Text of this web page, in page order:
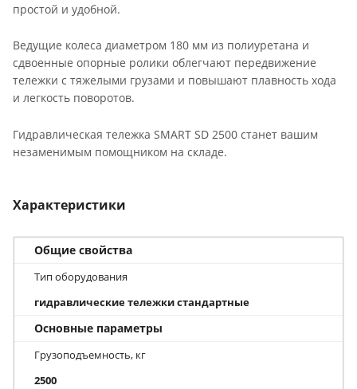
простой и удобной.
Ведущие колеса диаметром 180 мм из полиуретана и
сдвоенные опорные ролики облегчают передвижение
тележки с тяжелыми грузами и повышают плавность хода
и легкость поворотов.
Гидравлическая тележка SMART SD 2500 станет вашим
незаменимым помощником на складе.
Характеристики
Общие свойства
Тип оборудования
гидравлические тележки стандартные
Основные параметры
Грузоподъемность, кг
2500